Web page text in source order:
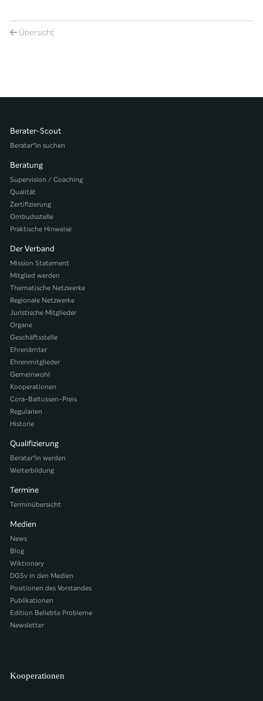
Übersicht
Berater-Scout
Berater*in suchen
Beratung
Supervision / Coaching
Qualität
Zertifizierung
Ombudsstelle
Praktische Hinweise
Der Verband
Mission Statement
Mitglied werden
Thematische Netzwerke
Regionale Netzwerke
Juristische Mitglieder
Organe
Geschäftsstelle
Ehrenämter
Ehrenmitglieder
Gemeinwohl
Kooperationen
Cora-Baltussen-Preis
Regularien
Historie
Qualifizierung
Berater*in werden
Weiterbildung
Termine
Terminübersicht
Medien
News
Blog
Wiktionary
DGSv in den Medien
Positionen des Vorstandes
Publikationen
Edition Beliebte Probleme
Newsletter
Kooperationen